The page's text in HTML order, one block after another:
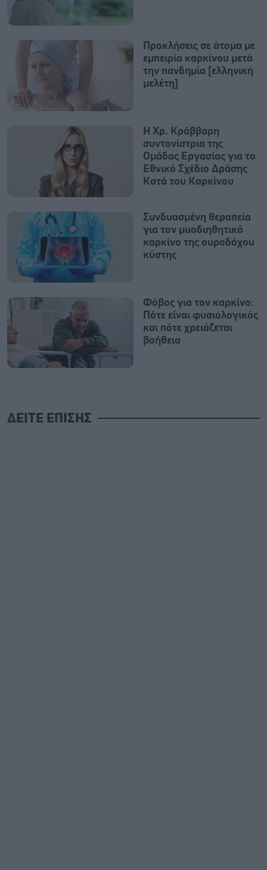
Προκλήσεις σε άτομα με
εμπειρία καρκίνου μετά
την πανδημία [ελληνική
μελέτη]
Η Χρ. Κράββαρη
συντονίστρια της
Ομάδας Εργασίας για το
Εθνικό Σχέδιο Δράσης
Κατά του Καρκίνου
Συνδυασμένη θεραπεία
για τον μυοδιηθητικό
καρκίνο της ουροδόχου
κύστης
Φόβος για τον καρκίνο:
Πότε είναι φυσιολογικός
και πότε χρειάζεται
βοήθεια
ΔΕΙΤΕ ΕΠΙΣΗΣ